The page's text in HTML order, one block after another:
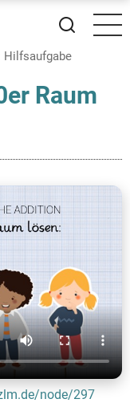
Hilfsaufgabe
Raum
node/297